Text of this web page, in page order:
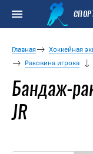
Главная Хоккейная
Раковина игрока
Бандаж-
JR